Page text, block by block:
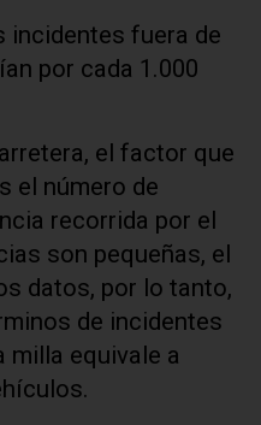
incidentes fuera de
por cada 1.000
el factor que
el número de
recorrida por el
son pequeñas, el
datos, por lo tanto,
de incidentes
milla equivale a